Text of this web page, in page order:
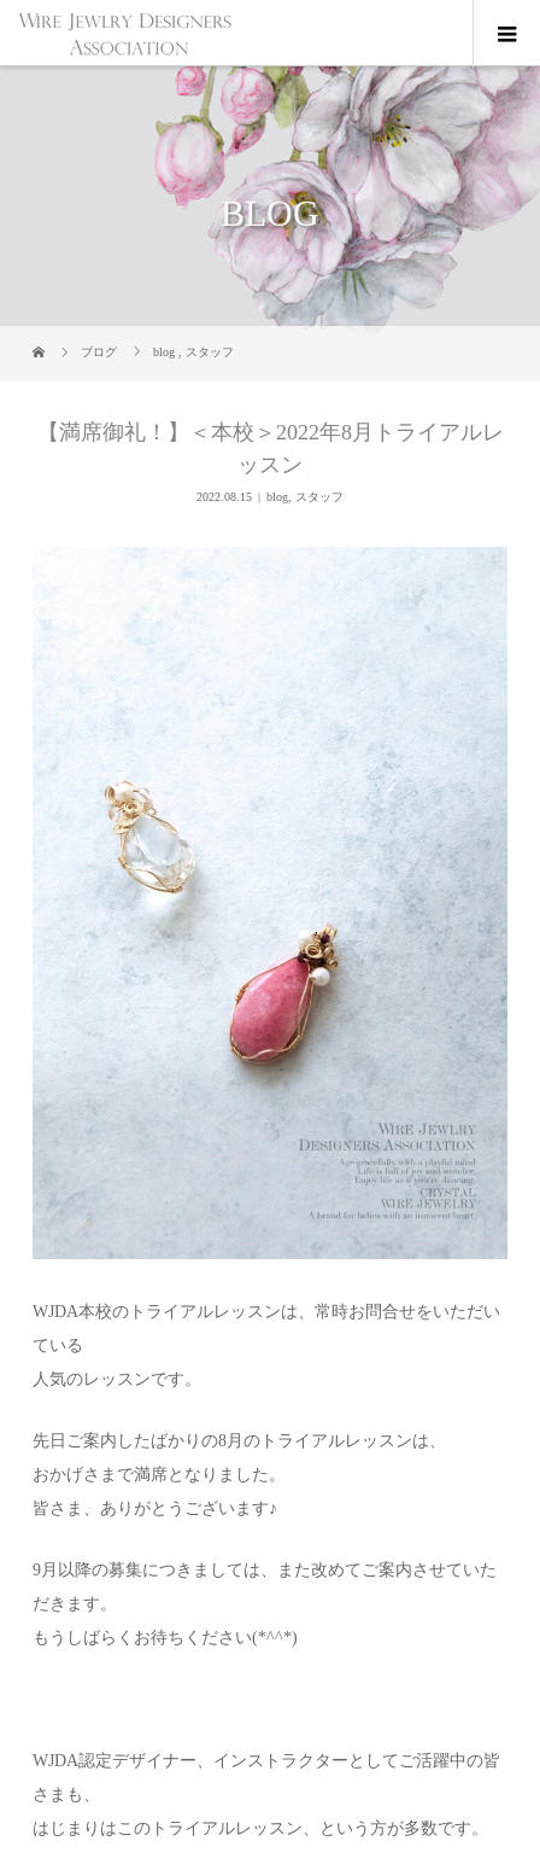
BLOG
ブログ blog スタッフ
【満席御礼！】＜本校＞2022年8月トライアルレ
ッスン
2022.08.15 blog, スタッフ
WJDA本校のトライアルレッスンは、常時お問合せをいただい
ている
人気のレッスンです。
先日ご案内したばかりの8月のトライアルレッスンは、
おかげさまで満席となりました。
皆さま、ありがとうございます♪
9月以降の募集につきましては、また改めてご案内させていた
だきます。
もうしばらくお待ちください(*^^*)
WJDA認定デザイナー、インストラクターとしてご活躍中の皆
さまも、
はじまりはこのトライアルレッスン、という方が多数です。